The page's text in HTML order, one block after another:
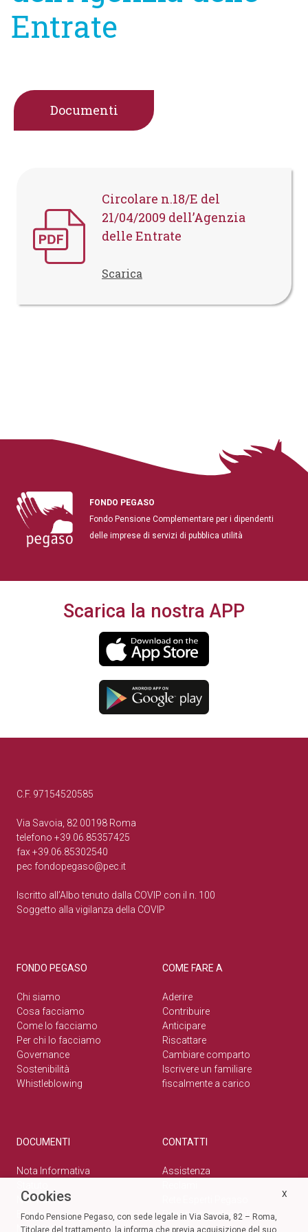
Entrate
Documenti
Circolare n.18/E del
21/04/2009 dell’Agenzia
delle Entrate
Scarica
FONDO PEGASO
Fondo Pensione Complementare per i dipendenti
delle imprese di servizi di pubblica utilità
Scarica la nostra APP
C.F. 97154520585
Via Savoia, 82 00198 Roma
telefono +39.06.85357425
fax +39.06.85302540
pec fondopegaso@pec.it
Iscritto all’Albo tenuto dalla COVIP con il n. 100
Soggetto alla vigilanza della COVIP
FONDO PEGASO
Chi siamo
Cosa facciamo
Come lo facciamo
Per chi lo facciamo
Governance
Sostenibilità
Whistleblowing
COME FARE A
Aderire
Contribuire
Anticipare
Riscattare
Cambiare comparto
Iscrivere un familiare
fiscalmente a carico
DOCUMENTI
Nota Informativa
Normativa
Bilanci
Modulistica
CONTATTI
Assistenza
Privacy e cookie policy
X
Cookies
Fondo Pensione Pegaso, con sede legale in Via Savoia, 82 – Roma,
Titolare del trattamento, la informa che previa acquisizione del suo